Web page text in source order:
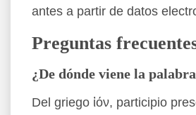
antes a partir de datos
Preguntas
¿De dónde viene la
Del griego ἰόν, participio